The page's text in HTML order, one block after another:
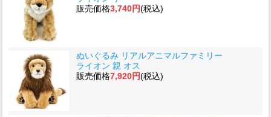
販売価格3,740円(税込)
ぬいぐるみ リアルアニマルファミリー
ライオン 親 オス
販売価格7,920円(税込)